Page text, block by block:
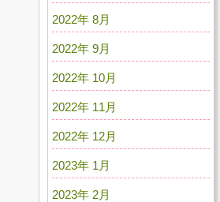
2022年 8月
2022年 9月
2022年 10月
2022年 11月
2022年 12月
2023年 1月
2023年 2月